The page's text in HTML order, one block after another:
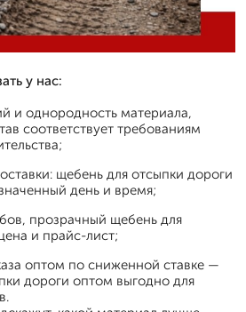
у нас:
и однородность материала,
соответствует требованиям
щебень для отсыпки дороги
день и время;
прозрачный щебень для
и прайс-лист;
оптом по сниженной ставке —
дороги оптом выгодно для